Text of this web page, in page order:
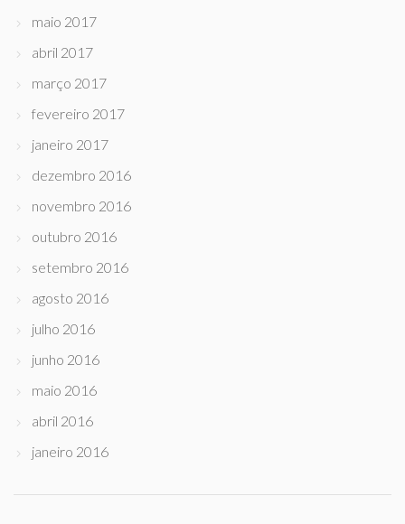
maio 2017
abril 2017
março 2017
fevereiro 2017
janeiro 2017
dezembro 2016
novembro 2016
outubro 2016
setembro 2016
agosto 2016
julho 2016
junho 2016
maio 2016
abril 2016
janeiro 2016